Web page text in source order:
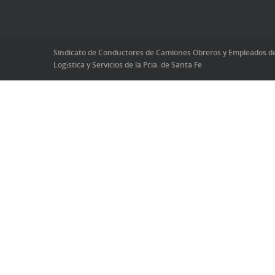
Sindicato de Conductores de Camiones Obreros y Empleados
Logística y Servicios de la Pcia. de Santa Fe